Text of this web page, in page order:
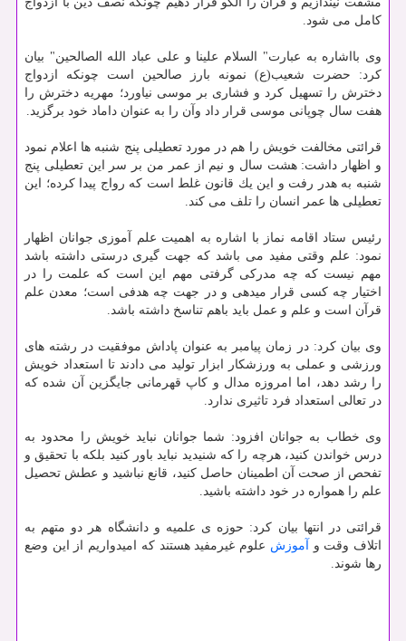
كامل می شود.
وی بااشاره به عبارت" السلام علینا و علی عباد الله الصالحین" بیان
كرد: حضرت شعیب(ع) نمونه بارز صالحین است چونكه ازدواج
دخترش را تسهیل كرد و فشاری بر موسی نیاورد؛ مهریه دخترش را
هفت سال چوپانی موسی قرار داد وآن را به عنوان داماد خود برگزید.
قرائتی مخالفت خویش را هم در مورد تعطیلی پنج شنبه ها اعلام نمود
و اظهار داشت: هشت سال و نیم از عمر من بر سر این تعطیلی پنج
شنبه به هدر رفت و این یك قانون غلط است كه رواج پیدا كرده؛ این
تعطیلی ها عمر انسان را تلف می كند.
رئیس ستاد اقامه نماز با اشاره به اهمیت علم آموزی جوانان اظهار
نمود: علم وقتی مفید می باشد كه جهت گیری درستی داشته باشد
مهم نیست كه چه مدركی گرفتی مهم این است كه علمت را در
اختیار چه كسی قرار میدهی و در جهت چه هدفی است؛ معدن علم
قرآن است و علم و عمل باید باهم تناسخ داشته باشد.
وی بیان كرد: در زمان پیامبر به عنوان پاداش موفقیت در رشته های
ورزشی و عملی به ورزشكار ابزار تولید می دادند تا استعداد خویش
را رشد دهد، اما امروزه مدال و كاپ قهرمانی جایگزین آن شده كه
در تعالی استعداد فرد تاثیری ندارد.
وی خطاب به جوانان افزود: شما جوانان نباید خویش را محدود به
درس خواندن كنید، هرچه را كه شنیدید نباید باور كنید بلكه با تحقیق و
تفحص از صحت آن اطمینان حاصل كنید، قانع نباشید و عطش تحصیل
علم را همواره در خود داشته باشید.
قرائتی در انتها بیان كرد: حوزه ی علمیه و دانشگاه هر دو متهم به
اتلاف وقت و
آموزش علوم غیرمفید هستند كه امیدواریم از این وضع
رها شوند.